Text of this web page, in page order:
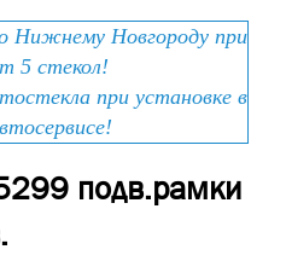
Нижнему Новгороду при
5 стекол!
при установке в
подв.рамки